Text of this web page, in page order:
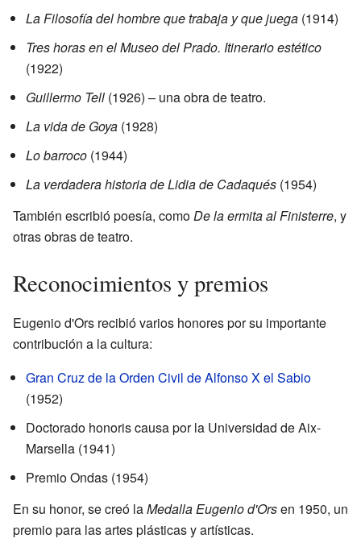
La Filosofía del hombre que trabaja y que juega (1914)
Tres horas en el Museo del Prado. Itinerario estético
(1922)
Guillermo Tell (1926) – una obra de teatro.
La vida de Goya (1928)
Lo barroco (1944)
La verdadera historia de Lidia de Cadaqués (1954)
También escribió poesía, comoDe la ermita al Finisterre, y
otras obras de teatro.
Reconocimientos y premios
Eugenio d'Ors recibió varios honores por su importante
contribución a la cultura:
Gran Cruz de la Orden Civil de Alfonso X el Sabio
(1952)
Doctorado honoris causa por la Universidad de Aix-
Marsella (1941)
Premio Ondas (1954)
En su honor, se creó laMedalla Eugenio d'Orsen 1950, un
premio para las artes plásticas y artísticas.